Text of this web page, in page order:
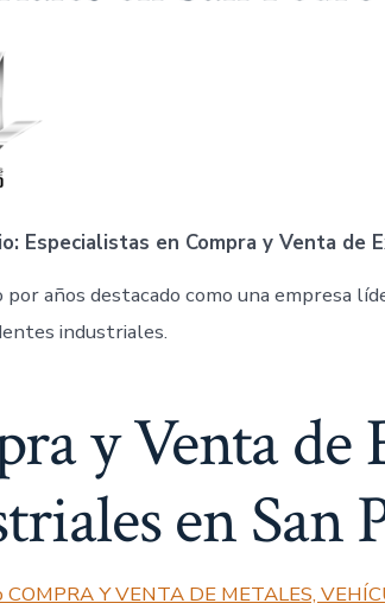
Especialistas en Compra y Venta de
años destacado como una empresa
industriales.
y Venta de
en San
Y VENTA DE METALES,